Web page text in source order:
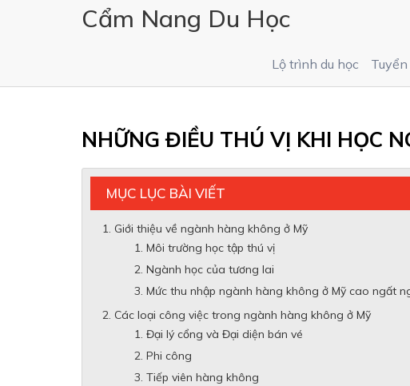
Cẩm Nang Du Học
Lộ trình du học
NHỮNG ĐIỀU THÚ VỊ KHI HỌC
MỤC LỤC BÀI VIẾT
Giới thiệu về ngành hàng không ở Mỹ
Môi trường học tập thú vị
Ngành học của tương lai
Mức thu nhập ngành hàng không ở Mỹ cao ngất
Các loại công việc trong ngành hàng không ở Mỹ
Đại lý cổng và Đại diện bán vé
Phi công
Tiếp viên hàng không